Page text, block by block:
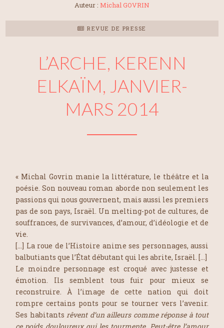
Auteur : Michal GOVRIN
REVUE DE PRESSE
L’ARCHE, KERENN
ELKAÏM, JANVIER-
MARS 2014
« Michal Govrin manie la littérature, le théâtre et la
poésie. Son nouveau roman aborde non seulement les
passions qui nous gouvernent, mais aussi les premiers
pas de son pays, Israël. Un melting-pot de cultures, de
souffrances, de survivances, d’amour, d’idéologie et de
vie.
[…] La roue de l’Histoire anime ses personnages, aussi
balbutiants que l’État débutant qui les abrite, Israël. […]
Le moindre personnage est croqué avec justesse et
émotion. Ils semblent tous fuir pour mieux se
reconstruire. À l’image de cette nation qui doit
rompre certains ponts pour se tourner vers l’avenir.
Ses habitants rêvent d’un ailleurs comme réponse à tout